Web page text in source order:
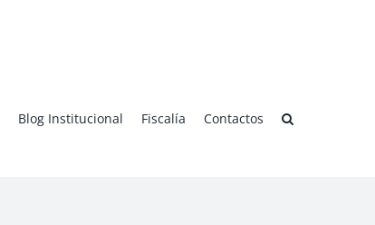
Blog Institucional Fiscalía Contactos